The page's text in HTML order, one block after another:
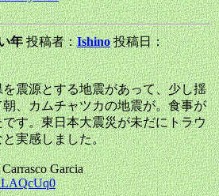
年投稿者：Ishino 投稿日：
震源とする地震があって、少し揺
、カムチャツカの地震が。食事が
す。東日本大震災が未だにトラウ
実感しました。
Garcia